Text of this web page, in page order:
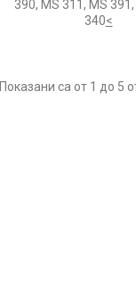
390, MS 311, MS
340<
Показани са от 1 до 5